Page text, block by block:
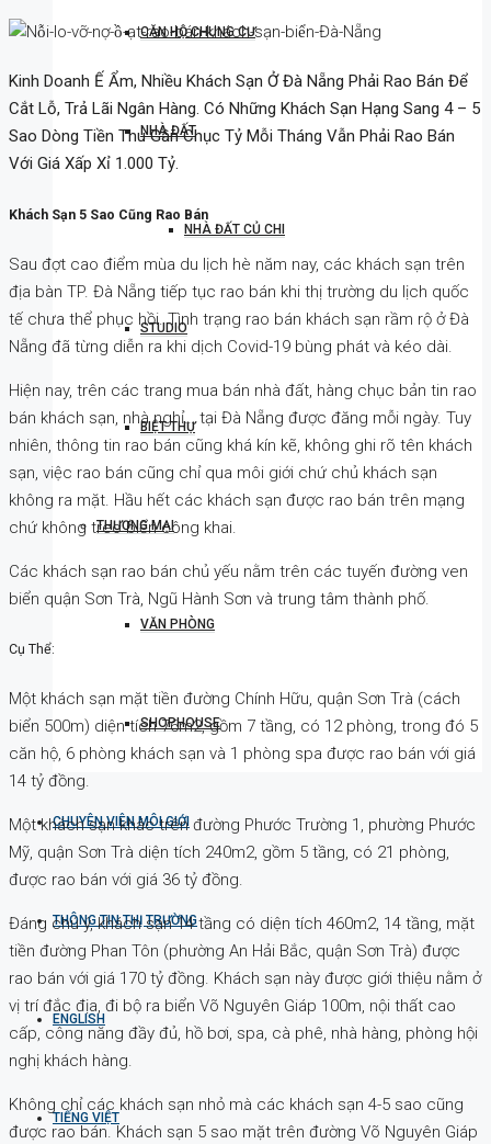
CĂN HỘ CHUNG CƯ
NHÀ ĐẤT
NHÀ ĐẤT CỦ CHI
STUDIO
BIỆT THỰ
THƯƠNG MẠI
VĂN PHÒNG
SHOPHOUSE
CHUYÊN VIÊN MÔI GIỚI
THÔNG TIN THỊ TRƯỜNG
ENGLISH
TIẾNG VIỆT
Kinh Doanh Ế Ẩm, Nhiều Khách Sạn Ở Đà Nẵng Phải Rao Bán Để
Cắt Lỗ, Trả Lãi Ngân Hàng. Có Những Khách Sạn Hạng Sang 4 – 5
Sao Dòng Tiền Thu Gần Chục Tỷ Mỗi Tháng Vẫn Phải Rao Bán
Với Giá Xấp Xỉ 1.000 Tỷ.
Khách Sạn 5 Sao Cũng Rao Bán
Sau đợt cao điểm mùa du lịch hè năm nay, các khách sạn trên
địa bàn TP. Đà Nẵng tiếp tục rao bán khi thị trường du lịch quốc
tế chưa thể phục hồi. Tình trạng rao bán khách sạn rầm rộ ở Đà
Nẵng đã từng diễn ra khi dịch Covid-19 bùng phát và kéo dài.
Hiện nay, trên các trang mua bán nhà đất, hàng chục bản tin rao
bán khách sạn, nhà nghỉ… tại Đà Nẵng được đăng mỗi ngày. Tuy
nhiên, thông tin rao bán cũng khá kín kẽ, không ghi rõ tên khách
sạn, việc rao bán cũng chỉ qua môi giới chứ chủ khách sạn
không ra mặt. Hầu hết các khách sạn được rao bán trên mạng
chứ không treo biển công khai.
Các khách sạn rao bán chủ yếu nằm trên các tuyến đường ven
biển quận Sơn Trà, Ngũ Hành Sơn và trung tâm thành phố.
Cụ Thể:
Một khách sạn mặt tiền đường Chính Hữu, quận Sơn Trà (cách
biển 500m) diện tích 76m2, gồm 7 tầng, có 12 phòng, trong đó 5
căn hộ, 6 phòng khách sạn và 1 phòng spa được rao bán với giá
14 tỷ đồng.
Một khách sạn khác trên đường Phước Trường 1, phường Phước
Mỹ, quận Sơn Trà diện tích 240m2, gồm 5 tầng, có 21 phòng,
được rao bán với giá 36 tỷ đồng.
Đáng chú ý, khách sạn 14 tầng có diện tích 460m2, 14 tầng, mặt
tiền đường Phan Tôn (phường An Hải Bắc, quận Sơn Trà) được
rao bán với giá 170 tỷ đồng. Khách sạn này được giới thiệu nằm ở
vị trí đắc địa, đi bộ ra biển Võ Nguyên Giáp 100m, nội thất cao
cấp, công năng đầy đủ, hồ bơi, spa, cà phê, nhà hàng, phòng hội
nghị khách hàng.
Không chỉ các khách sạn nhỏ mà các khách sạn 4-5 sao cũng
được rao bán. Khách sạn 5 sao mặt trên đường Võ Nguyên Giáp